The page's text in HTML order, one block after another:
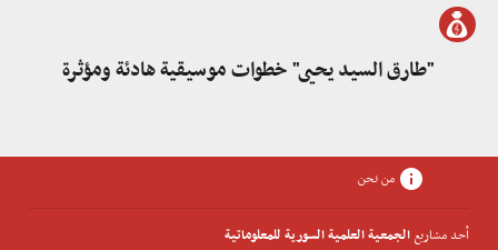
"طارق السيد يحيى" خطوات موسيقية هادئة ومؤثرة
من نحن
أحد مشاريع الجمعية العلمية السورية للمعلوماتية